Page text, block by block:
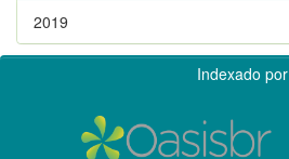
2019
Indexado por